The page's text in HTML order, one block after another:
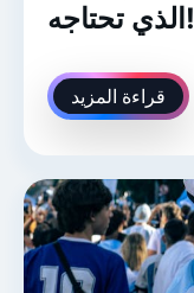
الذي تحتاجه!
قراءة المزيد